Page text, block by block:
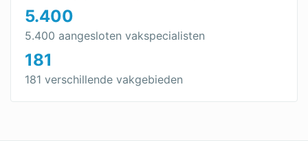
5.400
5.400 aangesloten vakspecialisten
181
181 verschillende vakgebieden